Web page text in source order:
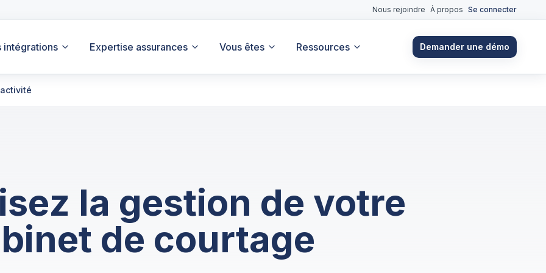
Nous rejoindre À propos Se connecter
intégrations Expertise assurances Vous êtes Ressources Demander une démo
la gestion de votre
de courtage